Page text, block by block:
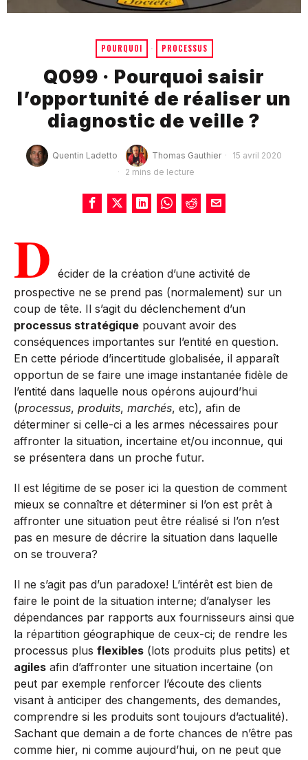
POURQUOI · PROCESSUS
Q099 · Pourquoi saisir
l’opportunité de réaliser un
diagnostic de veille ?
Quentin Ladetto Thomas Gauthier
15 avril 2020
2 mins de lecture
D écider de la création d’une activité de
prospective ne se prend pas (normalement) sur un
coup de tête. Il s’agit du déclenchement d’un
processus stratégique pouvant avoir des
conséquences importantes sur l’entité en question.
En cette période d’incertitude globalisée, il apparaît
opportun de se faire une image instantanée fidèle de
l’entité dans laquelle nous opérons aujourd’hui
(processus, produits, marchés, etc), afin de
déterminer si celle-ci a les armes nécessaires pour
affronter la situation, incertaine et/ou inconnue, qui
se présentera dans un proche futur.
Il est légitime de se poser ici la question de comment
mieux se connaître et déterminer si l’on est prêt à
affronter une situation peut être réalisé si l’on n’est
pas en mesure de décrire la situation dans laquelle
on se trouvera?
Il ne s’agit pas d’un paradoxe! L’intérêt est bien de
faire le point de la situation interne; d’analyser les
dépendances par rapports aux fournisseurs ainsi que
la répartition géographique de ceux-ci; de rendre les
processus plus flexibles (lots produits plus petits) et
agiles afin d’affronter une situation incertaine (on
peut par exemple renforcer l’écoute des clients
visant à anticiper des changements, des demandes,
comprendre si les produits sont toujours d’actualité).
Sachant que demain a de forte chances de n’être pas
comme hier, ni comme aujourd’hui, on ne peut que